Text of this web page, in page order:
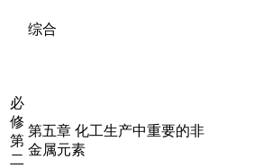
综合
必
修
第
二
第五章 化工生产中重要的非
金属元素